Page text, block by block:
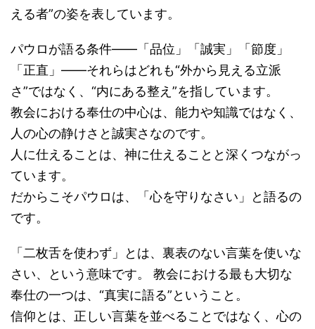
える者”の姿を表しています。
パウロが語る条件――「品位」「誠実」「節度」
「正直」――それらはどれも“外から見える立派
さ”ではなく、“内にある整え”を指しています。
教会における奉仕の中心は、能力や知識ではなく、
人の心の静けさと誠実さなのです。
人に仕えることは、神に仕えることと深くつながっ
ています。
だからこそパウロは、「心を守りなさい」と語るの
です。
「二枚舌を使わず」とは、裏表のない言葉を使いな
さい、という意味です。 教会における最も大切な
奉仕の一つは、“真実に語る”ということ。
信仰とは、正しい言葉を並べることではなく、心の